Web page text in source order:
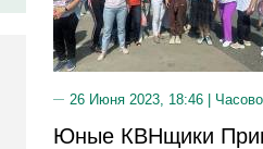
26 Июня 2023, 18:46 |
Юные КВНщики